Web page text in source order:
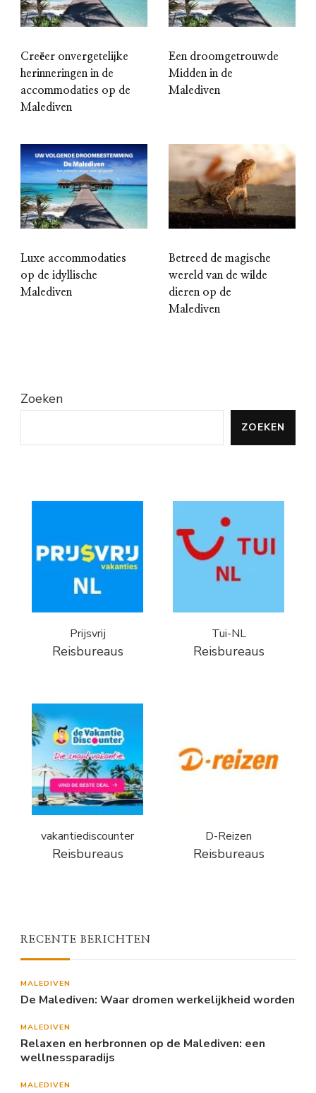
Creëer onvergetelijke
herinneringen in de
accommodaties op de
Malediven
Een droomgetrouwde
Midden in de
Malediven
Luxe accommodaties
op de idyllische
Malediven
Betreed de magische
wereld van de wilde
dieren op de
Malediven
Zoeken
ZOEKEN
Prijsvrij
Reisbureaus
Tui-NL
Reisbureaus
vakantiediscounter
Reisbureaus
D-Reizen
Reisbureaus
RECENTE BERICHTEN
MALEDIVEN
De Malediven: Waar dromen werkelijkheid worden
MALEDIVEN
Relaxen en herbronnen op de Malediven: een
wellnessparadijs
MALEDIVEN